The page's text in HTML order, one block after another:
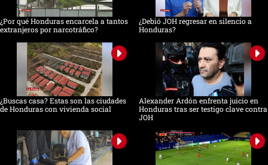
¿Por qué Honduras encarcela a tantos
extranjeros por narcotráfico?
¿Debió JOH regresar en silencio a
Honduras?
¿Buscas casa? Estas son las ciudades
de Honduras con vivienda social
Alexander Ardón enfrenta juicio en
Honduras tras ser testigo clave contra
JOH